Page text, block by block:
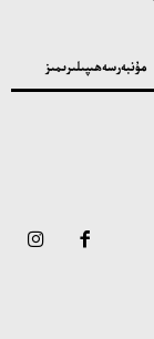
مۇنبەرسەھىپىلىرىمىز